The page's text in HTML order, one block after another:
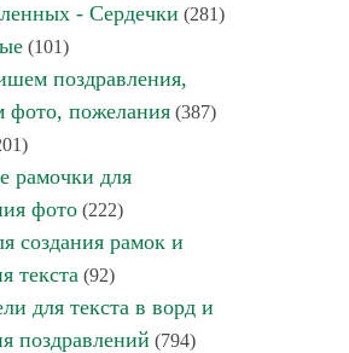
- Сердечки (281)
(101)
поздравления,
фото, пожелания(387)
рамочки для
фото(222)
создания рамок и
текста (92)
для текста в ворд и
поздравлений (794)